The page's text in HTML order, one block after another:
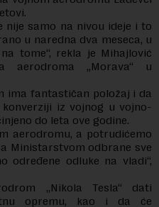
nije samo na nivou ideje i to
u naredna dva meseca, u
tome“, rekla je Mihajlović
aerodroma „Morava“ u
ima fantastičan položaj i da
iz vojnog u vojno-
do leta ove godine.
aerodromu, a potrudićemo
Ministarstvom odbrane sve
određene odluke na vladi“,
„Nikola Tesla“ dati
opremu, kao i da će